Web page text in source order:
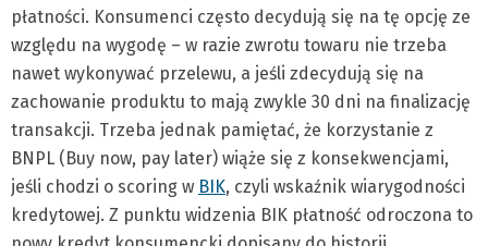
płatności. Konsumenci często decydują się na tę opcję ze
względu na wygodę – w razie zwrotu towaru nie trzeba
nawet wykonywać przelewu, a jeśli zdecydują się na
zachowanie produktu to mają zwykle 30 dni na finalizację
transakcji. Trzeba jednak pamiętać, że korzystanie z
BNPL (Buy now, pay later) wiąże się z konsekwencjami,
jeśli chodzi o scoring w BIK, czyli wskaźnik wiarygodności
kredytowej. Z punktu widzenia BIK płatność odroczona to